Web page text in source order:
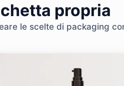
propria
le scelte di packaging